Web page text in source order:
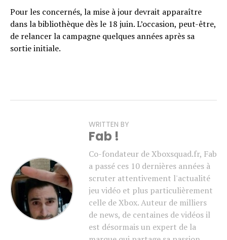
Pour les concernés, la mise à jour devrait apparaître
dans la bibliothèque dès le 18 juin. L’occasion, peut-être,
de relancer la campagne quelques années après sa
sortie initiale.
WRITTEN BY
Fab !
Co-fondateur de Xboxsquad.fr, Fab
a passé ces 10 dernières années à
scruter attentivement l'actualité
jeu vidéo et plus particulièrement
celle de Xbox. Auteur de milliers
de news, de centaines de vidéos il
est désormais un expert de la